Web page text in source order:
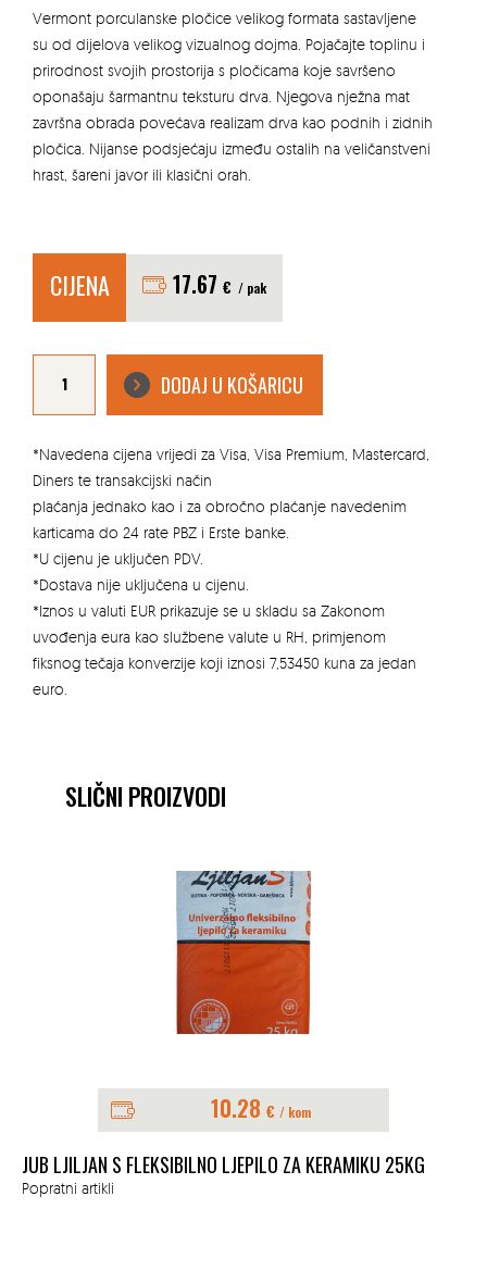
Vermont porculanske pločice velikog formata sastavljene
su od dijelova velikog vizualnog dojma. Pojačajte toplinu i
prirodnost svojih prostorija s pločicama koje savršeno
oponašaju šarmantnu teksturu drva. Njegova nježna mat
završna obrada povećava realizam drva kao podnih i zidnih
pločica. Nijanse podsjećaju između ostalih na veličanstveni
hrast, šareni javor ili klasični orah.
CIJENA 17.67 € / pak
KREAMIČKE
Vermont
30×120
1,08M2/PAK.
DODAJ U KOŠARICU
*Navedena cijena vrijedi za Visa, Visa Premium, Mastercard,
Diners te transakcijski način
plaćanja jednako kao i za obročno plaćanje navedenim
karticama do 24 rate PBZ i Erste banke.
*U cijenu je uključen PDV.
*Dostava nije uključena u cijenu.
*Iznos u valuti EUR prikazuje se u skladu sa Zakonom
uvođenja eura kao službene valute u RH, primjenom
fiksnog tečaja konverzije koji iznosi 7,53450 kuna za jedan
euro.
SLIČNI PROIZVODI
10.28 € / kom
JUB LJILJAN S FLEKSIBILNO LJEPILO ZA KERAMIKU 25KG
Popratni artikli